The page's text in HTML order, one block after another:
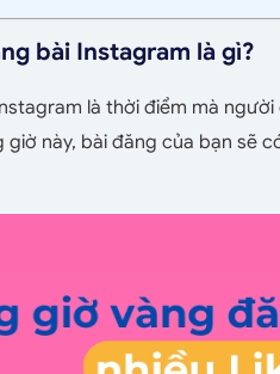
bài Instagram là gì?
là thời điểm mà
giờ này, bài đăng của bạn sẽ